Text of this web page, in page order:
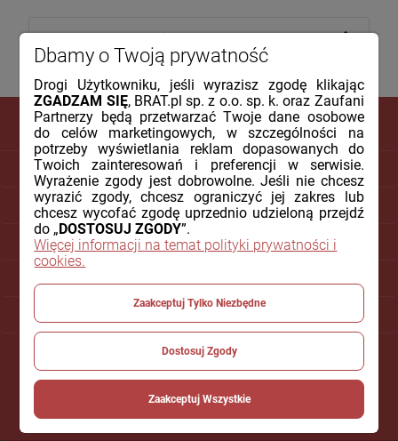
DLA KLIENTA
PŁATNOŚCI I DOSTAWA
INFORMACJE
POMOC
Dbamy o Twoją prywatność
Drogi Użytkowniku, jeśli wyrazisz zgodę klikając
ZGADZAM SIĘ, BRAT.pl sp. z o.o. sp. k. oraz Zaufani
Partnerzy będą przetwarzać Twoje dane osobowe
do celów marketingowych, w szczególności na
potrzeby wyświetlania reklam dopasowanych do
Twoich zainteresowań i preferencji w serwisie.
Wyrażenie zgody jest dobrowolne. Jeśli nie chcesz
wyrazić zgody, chcesz ograniczyć jej zakres lub
chcesz wycofać zgodę uprzednio udzieloną przejdź
do „ DOSTOSUJ ZGODY”.
Więcej informacji na temat polityki prywatności i
cookies.
Zaakceptuj Tylko Niezbędne
Dostosuj Zgody
Zaakceptuj Wszystkie